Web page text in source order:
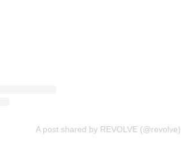
A post shared by REVOLVE (@revolve)